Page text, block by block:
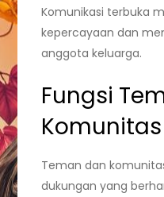
Komunikasi terbuka
kepercayaan dan
anggota keluarga.
Fungsi
Komunitas
Teman dan
dukungan yang